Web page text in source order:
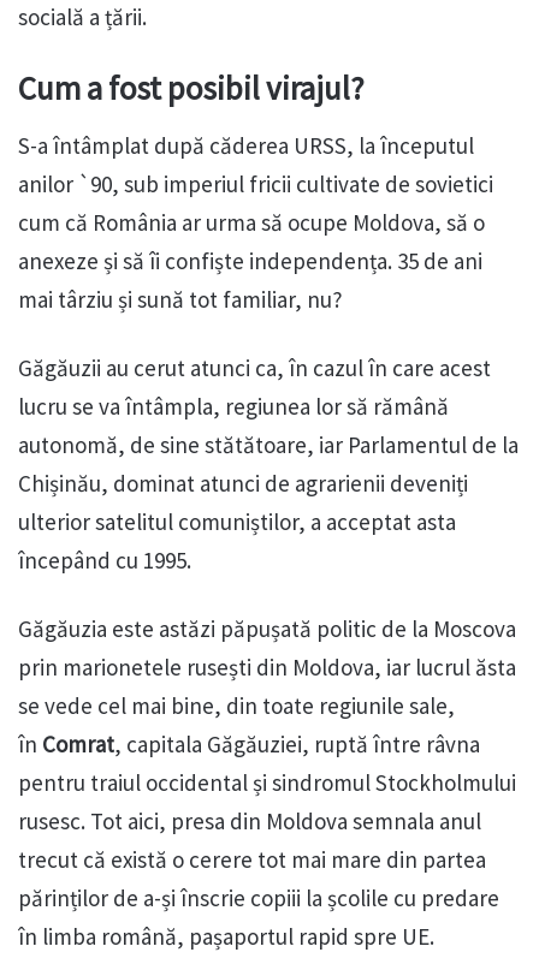
socială a țării.
Cum a fost posibil virajul?
S-a întâmplat după căderea URSS, la începutul
anilor `90, sub imperiul fricii cultivate de sovietici
cum că România ar urma să ocupe Moldova, să o
anexeze și să îi confiște independența. 35 de ani
mai târziu și sună tot familiar, nu?
Găgăuzii au cerut atunci ca, în cazul în care acest
lucru se va întâmpla, regiunea lor să rămână
autonomă, de sine stătătoare, iar Parlamentul de la
Chișinău, dominat atunci de agrarienii deveniți
ulterior satelitul comuniștilor, a acceptat asta
începând cu 1995.
Găgăuzia este astăzi păpușată politic de la Moscova
prin marionetele rusești din Moldova, iar lucrul ăsta
se vede cel mai bine, din toate regiunile sale,
în Comrat, capitala Găgăuziei, ruptă între râvna
pentru traiul occidental și sindromul Stockholmului
rusesc. Tot aici, presa din Moldova semnala anul
trecut că există o cerere tot mai mare din partea
părinților de a-și înscrie copiii la școlile cu predare
în limba română, pașaportul rapid spre UE.